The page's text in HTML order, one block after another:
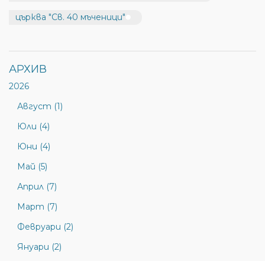
църква "Св. 40 мъченици"
АРХИВ
2026
Август (1)
Юли (4)
Юни (4)
Май (5)
Април (7)
Март (7)
Февруари (2)
Януари (2)